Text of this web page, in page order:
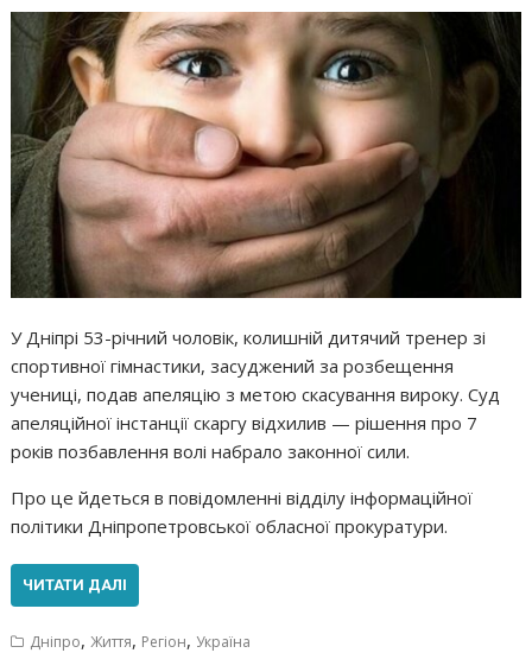
У Дніпрі 53-річний чоловік, колишній дитячий тренер зі
спортивної гімнастики, засуджений за розбещення
учениці, подав апеляцію з метою скасування вироку. Суд
апеляційної інстанції скаргу відхилив — рішення про 7
років позбавлення волі набрало законної сили.
Про це йдеться в повідомленні відділу інформаційної
політики Дніпропетровської обласної прокуратури.
ЧИТАТИ ДАЛІ
Дніпро, Життя, Регіон,Україна